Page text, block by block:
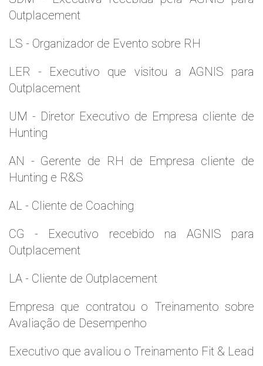
Outplacement
LS - Organizador de Evento sobre RH
LER - Executivo que visitou a AGNIS para
Outplacement
UM - Diretor Executivo de Empresa cliente de
Hunting
AN - Gerente de RH de Empresa cliente de
Hunting e R&S
AL - Cliente de Coaching
CG - Executivo recebido na AGNIS para
Outplacement
LA - Cliente de Outplacement
Empresa que contratou o Treinamento sobre
Avaliação de Desempenho
Executivo que avaliou o Treinamento Fit & Lead